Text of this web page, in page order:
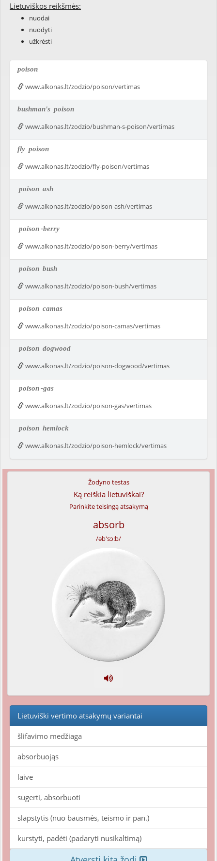
Lietuviškos reikšmės:
nuodai
nuodyti
užkrėsti
poison
www.alkonas.lt/zodzio/poison/vertimas
bushman's poison
www.alkonas.lt/zodzio/bushman-s-poison/vertimas
fly poison
www.alkonas.lt/zodzio/fly-poison/vertimas
poison ash
www.alkonas.lt/zodzio/poison-ash/vertimas
poison-berry
www.alkonas.lt/zodzio/poison-berry/vertimas
poison bush
www.alkonas.lt/zodzio/poison-bush/vertimas
poison camas
www.alkonas.lt/zodzio/poison-camas/vertimas
poison dogwood
www.alkonas.lt/zodzio/poison-dogwood/vertimas
poison-gas
www.alkonas.lt/zodzio/poison-gas/vertimas
poison hemlock
www.alkonas.lt/zodzio/poison-hemlock/vertimas
Žodyno testas
Ką reiškia lietuviškai?
Parinkite teisingą atsakymą
absorb
/əb'sɔ:b/
Lietuviški vertimo atsakymų variantai
šlifavimo medžiaga
absorbuojąs
laive
sugerti, absorbuoti
slapstytis (nuo bausmės, teismo ir pan.)
kurstyti, padėti (padaryti nusikaltimą)